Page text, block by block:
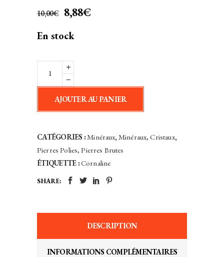
10,00€
LE
INITIAL
10,00€.
8,88€LE
En stock
Pierres
Madagascar
quantity
AJOUTER AU PANIER
CATÉGORIES :Minéraux, Minéraux, Cristaux,
Pierres Polies, Pierres Brutes
ÉTIQUETTE :Cornaline
SHARE:
DESCRIPTION
INFORMATIONS COMPLÉMENTAIRES